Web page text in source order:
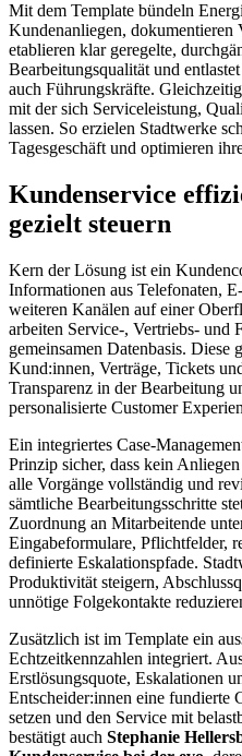
Mit dem Template bündeln
Kundenanliegen, dokumentieren
etablieren klar geregelte,
Bearbeitungsqualität und
auch Führungskräfte.
mit der sich Serviceleistung,
lassen. So erzielen Stadtwerke
Tagesgeschäft und optimieren
Kundenservice
gezielt steuern
Kern der Lösung ist ein
Informationen aus Telefonaten,
weiteren Kanälen auf einer
arbeiten Service-, Vertriebs- und
gemeinsamen Datenbasis. Diese
Kund:innen, Verträge, Tickets
Transparenz in der Bearbeitung
personalisierte Customer
Ein integriertes Case-
Prinzip sicher, dass kein
alle Vorgänge vollständig und
sämtliche Bearbeitungsschritte
Zuordnung an Mitarbeitende
Eingabeformulare, Pflichtfelder,
definierte Eskalationspfade.
Produktivität steigern,
unnötige Folgekontakte
Zusätzlich ist im Template ein
Echtzeitkennzahlen integriert.
Erstlösungsquote, Eskalationen
Entscheider:innen eine fundierte
setzen und den Service mit
bestätigt auch Stephanie